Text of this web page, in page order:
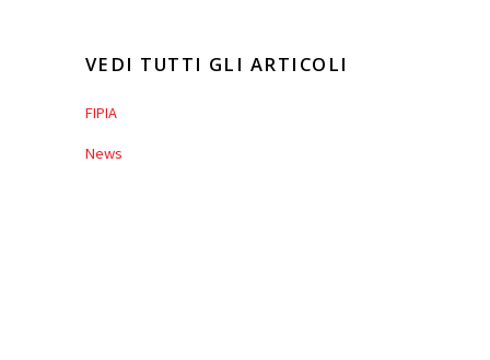
VEDI TUTTI GLI ARTICOLI
FIPIA
News